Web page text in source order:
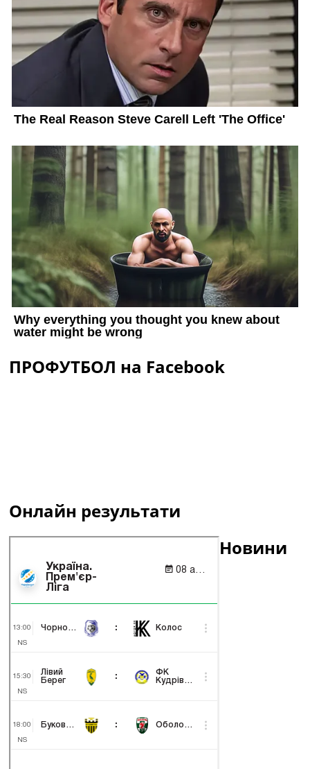
ПРОФУТБОЛ на Facebook
Онлайн результати
Новини